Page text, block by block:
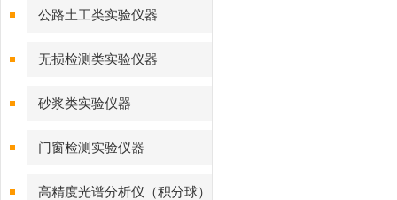
公路土工类实验仪器
无损检测类实验仪器
砂浆类实验仪器
门窗检测实验仪器
高精度光谱分析仪（积分球）